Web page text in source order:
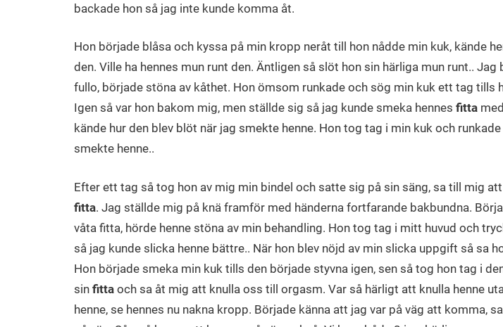
backade hon så jag inte kunde komma åt.
Hon började blåsa och kyssa på min kropp neråt till hon nådde min kuk, kände
den. Ville ha hennes mun runt den. Äntligen så slöt hon sin härliga mun runt.. Jag
fullo, började stöna av kåthet. Hon ömsom runkade och sög min kuk ett tag tills
Igen så var hon bakom mig, men ställde sig så jag kunde smeka hennes fitta
kände hur den blev blöt när jag smekte henne. Hon tog tag i min kuk och
smekte henne..
Efter ett tag så tog hon av mig min bindel och satte sig på sin säng, sa till mig
fitta. Jag ställde mig på knä framför med händerna fortfarande bakbundna.
våta fitta, hörde henne stöna av min behandling. Hon tog tag i mitt huvud och
så jag kunde slicka henne bättre.. När hon blev nöjd av min slicka uppgift så sa
Hon började smeka min kuk tills den började styvna igen, sen så tog hon tag i
sin fittaoch sa åt mig att knulla oss till orgasm. Var så härligt att knulla henne
henne, se hennes nu nakna kropp. Började känna att jag var på väg att komma,